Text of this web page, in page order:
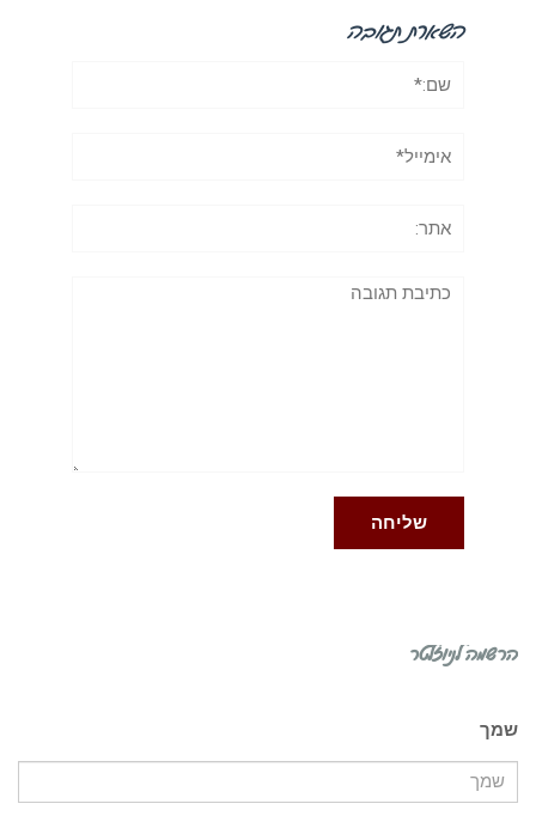
השארת תגובה
תגובה
הרשמה לניוזלטר
שמך